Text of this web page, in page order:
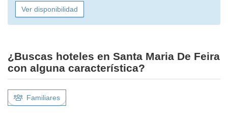
Ver disponibilidad
¿Buscas hoteles en Santa Maria De Feira
con alguna característica?
Familiares